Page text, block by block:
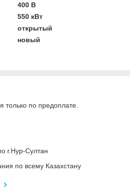
400 В
550 кВт
открытый
новый
только по предоплате.
г.Нур-Султан
по всему Казахстану